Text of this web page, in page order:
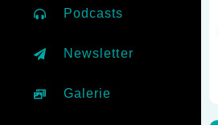
Podcasts
Newsletter
Galerie